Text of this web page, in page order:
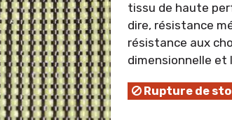
tissu de haute
dire, résistance
résistance aux
dimensionnelle et
Rupture de